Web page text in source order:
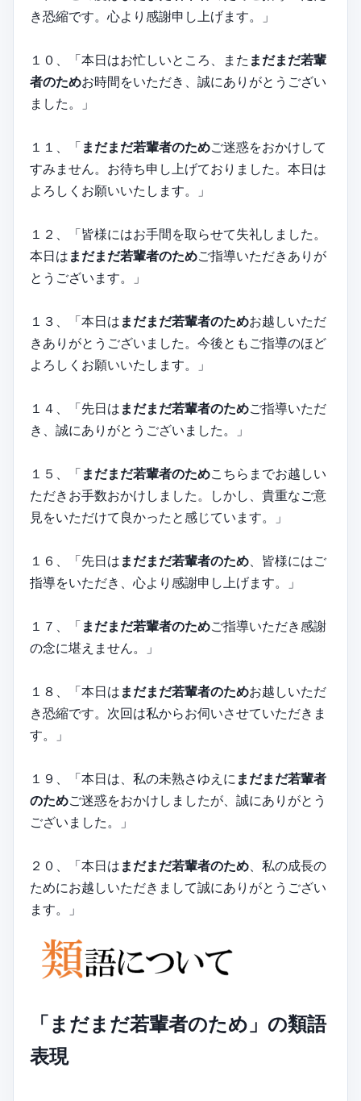
き恐縮です。心より感謝申し上げます。」
１０、「本日はお忙しいところ、また まだまだ若輩
者のためお時間をいただき、誠にありがとうござい
ました。」
１１、「 まだまだ若輩者のためご迷惑をおかけして
すみません。お待ち申し上げておりました。本日は
よろしくお願いいたします。」
１２、「皆様にはお手間を取らせて失礼しました。
本日は まだまだ若輩者のためご指導いただきありが
とうございます。」
１３、「本日は まだまだ若輩者のためお越しいただ
きありがとうございました。今後ともご指導のほど
よろしくお願いいたします。」
１４、「先日は まだまだ若輩者のためご指導いただ
き、誠にありがとうございました。」
１５、「 まだまだ若輩者のためこちらまでお越しい
ただきお手数おかけしました。しかし、貴重なご意
見をいただけて良かったと感じています。」
１６、「先日は まだまだ若輩者のため 、皆様にはご
指導をいただき、心より感謝申し上げます。」
１７、「 まだまだ若輩者のためご指導いただき感謝
の念に堪えません。」
１８、「本日は まだまだ若輩者のためお越しいただ
き恐縮です。次回は私からお伺いさせていただきま
す。」
１９、「本日は、私の未熟さゆえに まだまだ若輩者
のためご迷惑をおかけしましたが、誠にありがとう
ございました。」
２０、「本日は まだまだ若輩者のため 、私の成長の
ためにお越しいただきまして誠にありがとうござい
ます。」
「まだまだ若輩者のため」の類語
表現